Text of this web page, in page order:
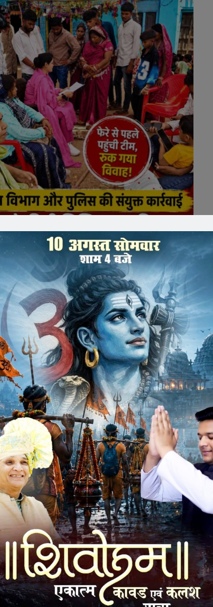
पुलिस की संयुक्त कार्रवाई
बाल विवाह को प्रशासन ने समय रहते रुकवा दिया।
संयुक्त कार्रवाई के चलते नाबालिग दूल्हे की बारात बिना फेरे
बुधोलिया ने बताया कि चाइल्डलाइन एवं अनुविभागीय अधिकारी
वसुनिया का विवाह ग्राम हाली वाला भगोरा निवासी निलेश
अधिकारी एहतेशाम अंसारी, पर्यवेक्षक रजनी मईडा,
पर पहुंची। बताया गया कि बारात सुबह लगभग 4 बजे
पहुंची। टीम ने दूल्हा-दुल्हन के दस्तावेजों का सत्यापन
उसकी आयु 18 वर्ष 10 माह निकली। वहीं दूल्हे की जन्मतिथि 1
दूल्हा कानूनी रूप से विवाह योग्य आयु 21 वर्ष से कम होने के
कानूनी परिणामों तथा दंडात्मक कार्रवाई की जानकारी
दी कि विवाह दूल्हे के बालिग होने के बाद ही किया जाएगा।
बारात बिना फेरे लिए वापस लौट गई। कार्रवाई के दौरान क्षेत्र